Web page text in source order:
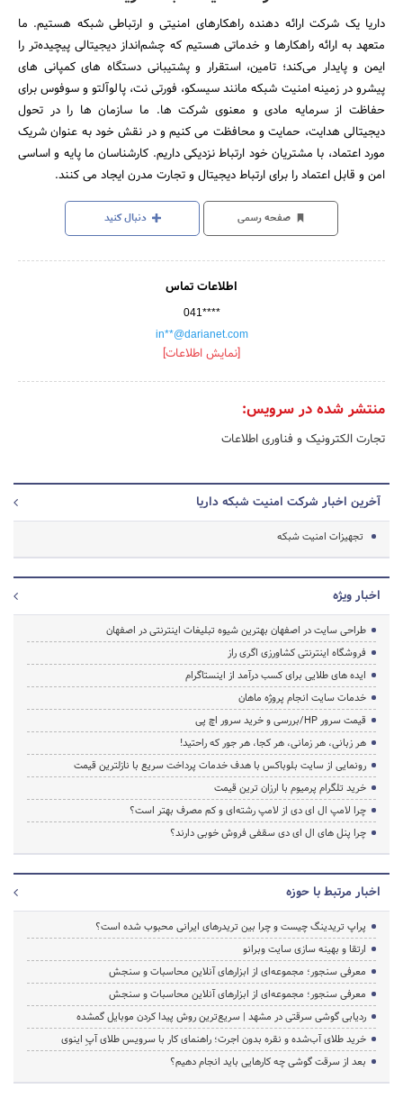
داریا یک شرکت ارائه دهنده راهکارهای امنیتی و ارتباطی شبکه هستیم. ما
متعهد به ارائه راهکارها و خدماتی هستیم که چشم‌انداز دیجیتالی پیچیده‌تر را
ایمن و پایدار می‌کند؛ تامین، استقرار و پشتیبانی دستگاه های کمپانی های
پیشرو در زمینه امنیت شبکه مانند سیسکو، فورتی نت، پالوآلتو و سوفوس برای
حفاظت از سرمایه مادی و معنوی شرکت ها. ما سازمان ها را در تحول
دیجیتالی هدایت، حمایت و محافظت می کنیم و در نقش خود به عنوان شریک
مورد اعتماد، با مشتریان خود ارتباط نزدیکی داریم. کارشناسان ما پایه و اساسی
امن و قابل اعتماد را برای ارتباط دیجیتال و تجارت مدرن ایجاد می کنند.
صفحه رسمی دنبال کنید
اطلاعات تماس
041****
in**@darianet.com
[نمایش اطلاعات]
منتشر شده در سرویس:
تجارت الکترونیک و فناوری اطلاعات
آخرین اخبار شرکت امنیت شبکه داریا
تجهیزات امنیت شبکه
اخبار ویژه
طراحی سایت در اصفهان بهترین شیوه تبلیغات اینترنتی در اصفهان
فروشگاه اینترنتی کشاورزی اگری راز
ایده های طلایی برای کسب درآمد از اینستاگرام
خدمات سایت انجام پروژه ماهان
قیمت سرور HP/بررسی و خرید سرور اچ پی
هر زبانی، هر زمانی، هر کجا، هر جور که راحتید!
رونمایی از سایت بلوباکس با هدف خدمات پرداخت سریع با نازلترین قیمت
خرید تلگرام پرمیوم با ارزان ترین قیمت
چرا لامپ ال ای دی از لامپ رشته‌ای و کم مصرف بهتر است؟
چرا پنل های ال ای دی سقفی فروش خوبی دارند؟
اخبار مرتبط با حوزه
پراپ تریدینگ چیست و چرا بین تریدرهای ایرانی محبوب شده است؟
ارتقا و بهینه سازی سایت وبرانو
معرفی سنجور؛ مجموعه‌ای از ابزارهای آنلاین محاسبات و سنجش
معرفی سنجور؛ مجموعه‌ای از ابزارهای آنلاین محاسبات و سنجش
ردیابی گوشی سرقتی در مشهد | سریع‌ترین روش پیدا کردن موبایل گمشده
خرید طلای آب‌شده و نقره بدون اجرت؛ راهنمای کار با سرویس طلای آپِ اینوی
بعد از سرقت گوشی چه کارهایی باید انجام دهیم؟